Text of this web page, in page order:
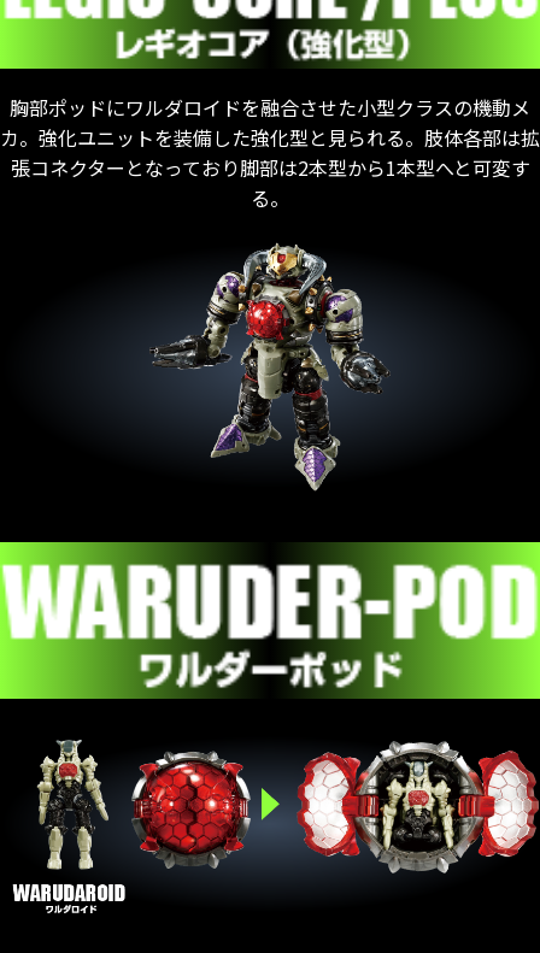
胸部ポッドにワルダロイドを融合させた小型クラスの機動メ
カ。強化ユニットを装備した強化型と見られる。肢体各部は拡
張コネクターとなっており脚部は2本型から1本型へと可変す
る。